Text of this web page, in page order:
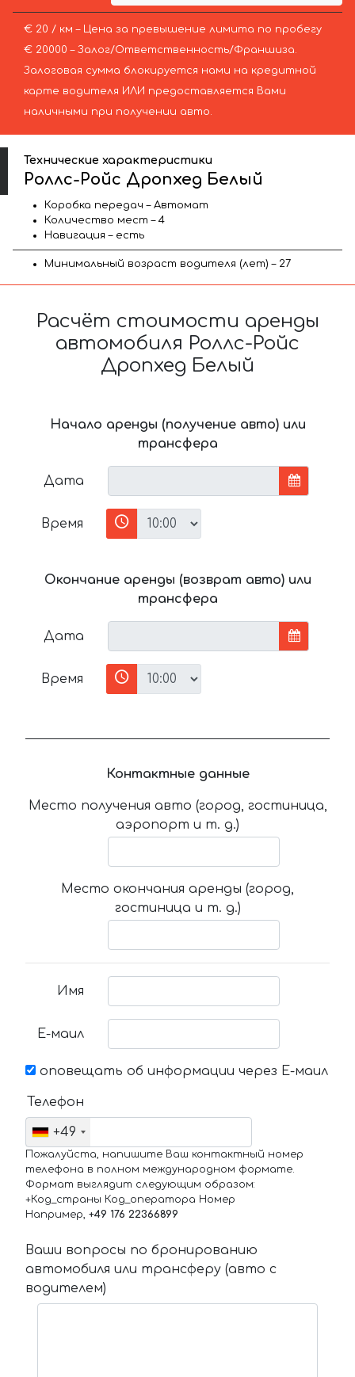
€ 20 / км – Цена за превышение лимита по пробегу
€ 20000 – Залог/Ответственность/Франшиза.
Залоговая сумма блокируется нами на кредитной
карте водителя ИЛИ предоставляется Вами
наличными при получении авто.
Технические характеристики
Роллс-Ройс Дропхед Белый
Коробка передач – Автомат
Количество мест – 4
Навигация – есть
Минимальный возраст водителя (лет) – 27
Расчёт стоимости аренды
автомобиля Роллс-Ройс
Дропхед Белый
Начало аренды (получение авто) или
трансфера
Дата
Время
Окончание аренды (возврат авто) или
трансфера
Дата
Время
Контактные данные
Место получения авто (город, гостиница,
аэропорт и т. д.)
Место окончания аренды (город,
гостиница и т. д.)
Имя
Е-маил
оповещать об информации через Е-маил
Телефон
+49
Пожалуйста, напишите Ваш контактный номер
телефона в полном международном формате.
Формат выглядит следующим образом:
+Код_страны Код_оператора Номер
Например, +49 176 22366899
Ваши вопросы по бронированию
автомобиля или трансферу (авто с
водителем)